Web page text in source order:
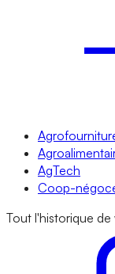
AgTech
Coop-
Tout l'historique